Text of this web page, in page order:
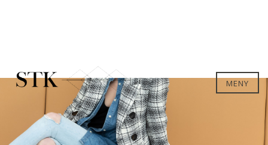
MENY